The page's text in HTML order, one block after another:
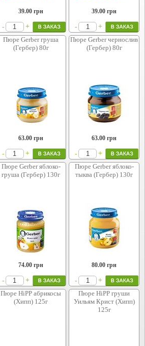
39.00 грн
- +
39.00 грн
-
+
Пюре Gerber груша
(Гербер) 80г
63.00 грн
- +
Пюре Gerber чернослив
(Гербер) 80г
63.00 грн
-
+
Пюре Gerber яблоко-
груша (Гербер) 130г
74.00 грн
- +
Пюре Gerber яблоко-
тыква (Гербер) 130г
80.00 грн
-
+
Пюре HiPP абрикосы
(Хипп) 125г
Пюре HiPP груши
Уильям Крист (Хипп)
125г